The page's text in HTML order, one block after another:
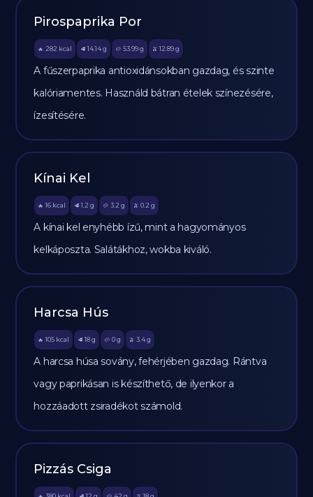
Pirospaprika Por
🔥 282 kcal 🥩 14.14 g 🥔 53.99g 🫒 12.89 g
A fűszerpaprika antioxidánsokban gazdag, és szinte
kalóriamentes. Használd bátran ételek színezésére,
ízesítésére.
Kínai Kel
🔥 16 kcal 🥩 1.2 g 🥔 3.2 g 🫒 0.2 g
A kínai kel enyhébb ízű, mint a hagyományos
kelkáposzta. Salátákhoz, wokba kiváló.
Harcsa Hús
🔥 105 kcal 🥩 18 g 🥔 0g 🫒 3.4 g
A harcsa húsa sovány, fehérjében gazdag. Rántva
vagy paprikásan is készíthető, de ilyenkor a
hozzáadott zsiradékot számold.
Pizzás Csiga